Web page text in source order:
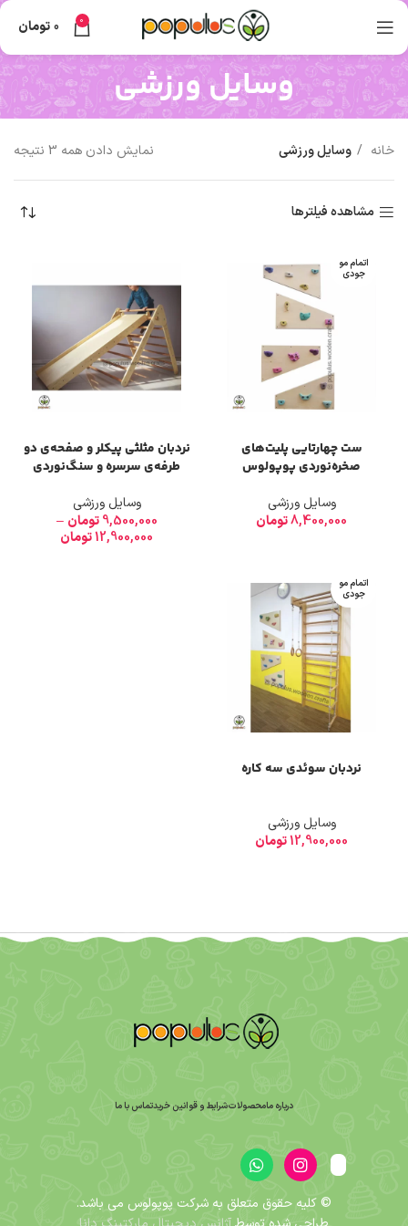
0
0تومان
وسایل ورزشی
خانه وسایل ورزشی نمایش دادن همه 3 نتیجه
مشاهده فیلترها
اتمام مو
جودی
ست چهارتایی پلیت‌های
صخره‌نوردی پوپولوس
وسایل ورزشی
8,400,000تومان
نردبان مثلثی پیکلر و صفحه‌ی دو
طرفه‌ی سرسره و سنگ‌نوردی
وسایل ورزشی
9,500,000 تومان –
12,900,000تومان
اتمام مو
جودی
نردبان سوئدی سه کاره
وسایل ورزشی
12,900,000تومان
درباره مامحصولاتشرایط و قوانین خریدتماس با ما
© کلیه حقوق متعلق به شرکت پوپولوس می باشد.